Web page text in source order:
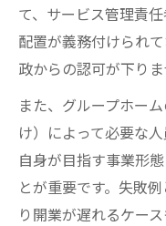
て、サービス管理責
配置が義務付けられ
政からの認可が下りま
また、グループホー
け）によって必要な
自身が目指す事業形
とが重要です。失敗
り開業が遅れるケー